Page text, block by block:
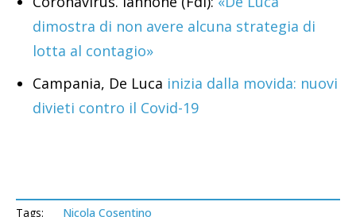
dimostra di non avere alcuna strategia di
lotta al contagio»
Campania, De Luca inizia dalla movida: nuovi
divieti contro il Covid-19
Tags: Nicola Cosentino